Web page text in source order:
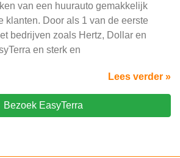
van een huurauto gemakkelijk
klanten. Door als 1 van de eerste
bedrijven zoals Hertz, Dollar en
en sterk en
Lees verder »
Bezoek EasyTerra